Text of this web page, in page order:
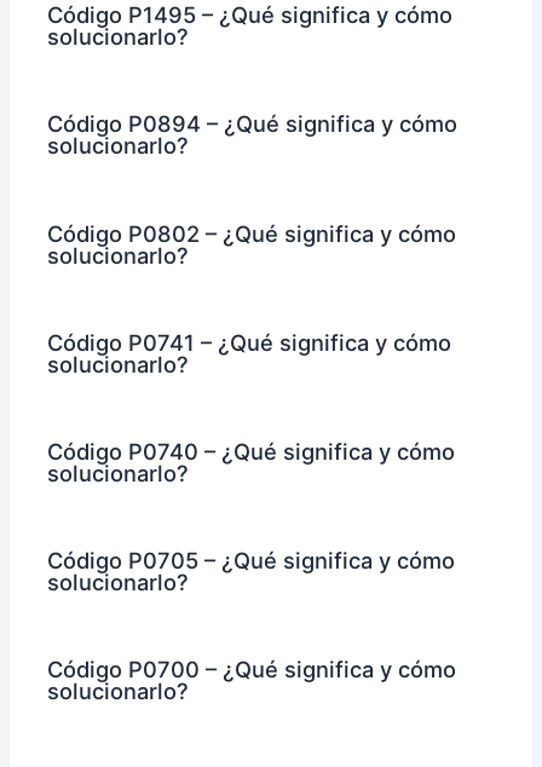
Código P1495 – ¿Qué significa y cómo
solucionarlo?
Código P0894 – ¿Qué significa y cómo
solucionarlo?
Código P0802 – ¿Qué significa y cómo
solucionarlo?
Código P0741 – ¿Qué significa y cómo
solucionarlo?
Código P0740 – ¿Qué significa y cómo
solucionarlo?
Código P0705 – ¿Qué significa y cómo
solucionarlo?
Código P0700 – ¿Qué significa y cómo
solucionarlo?